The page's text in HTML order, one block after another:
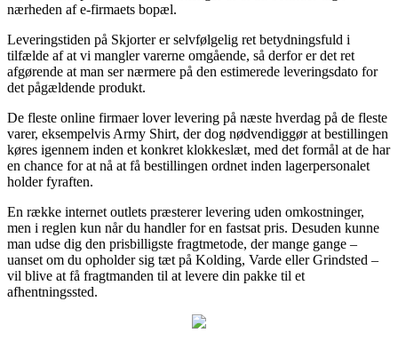
nærheden af e-firmaets bopæl.
Leveringstiden på Skjorter er selvfølgelig ret betydningsfuld i
tilfælde af at vi mangler varerne omgående, så derfor er det ret
afgørende at man ser nærmere på den estimerede leveringsdato for
det pågældende produkt.
De fleste online firmaer lover levering på næste hverdag på de fleste
varer, eksempelvis Army Shirt, der dog nødvendiggør at bestillingen
køres igennem inden et konkret klokkeslæt, med det formål at de har
en chance for at nå at få bestillingen ordnet inden lagerpersonalet
holder fyraften.
En række internet outlets præsterer levering uden omkostninger,
men i reglen kun når du handler for en fastsat pris. Desuden kunne
man udse dig den prisbilligste fragtmetode, der mange gange –
uanset om du opholder sig tæt på Kolding, Varde eller Grindsted –
vil blive at få fragtmanden til at levere din pakke til et
afhentningssted.